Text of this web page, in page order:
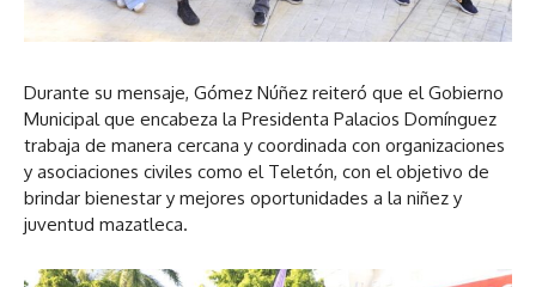
Durante su mensaje, Gómez Núñez reiteró que el Gobierno
Municipal que encabeza la Presidenta Palacios Domínguez
trabaja de manera cercana y coordinada con organizaciones
y asociaciones civiles como el Teletón, con el objetivo de
brindar bienestar y mejores oportunidades a la niñez y
juventud mazatleca.